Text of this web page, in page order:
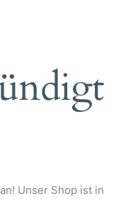
Unser Shop ist in